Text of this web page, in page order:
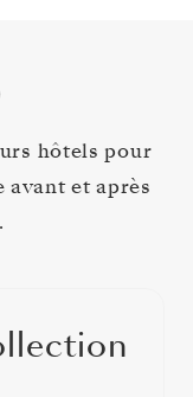
hôtels pour
et après